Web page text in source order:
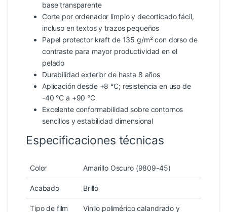
base transparente
Corte por ordenador limpio y decorticado fácil,
incluso en textos y trazos pequeños
Papel protector kraft de 135 g/m² con dorso de
contraste para mayor productividad en el
pelado
Durabilidad exterior de hasta 8 años
Aplicación desde +8 °C; resistencia en uso de
-40 °C a +90 °C
Excelente conformabilidad sobre contornos
sencillos y estabilidad dimensional
Especificaciones técnicas
Color Amarillo Oscuro (9809-45)
Acabado Brillo
Tipo de film Vinilo polimérico calandrado y